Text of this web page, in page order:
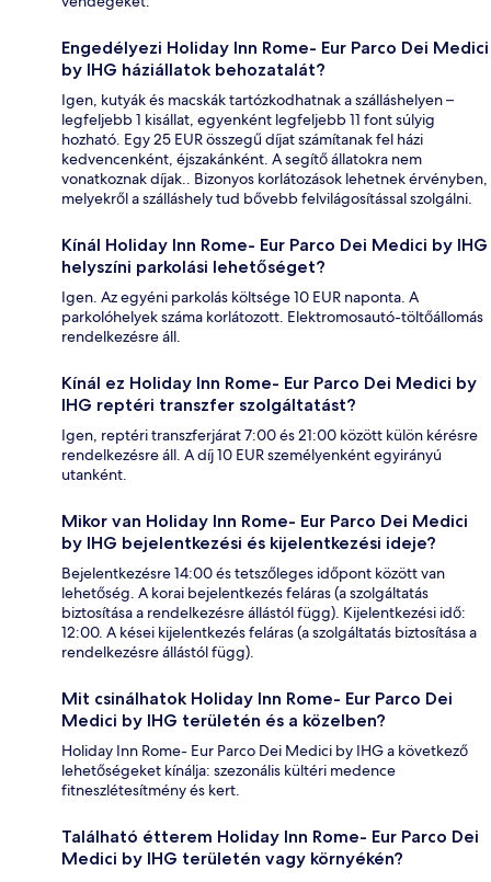
Engedélyezi Holiday Inn Rome- Eur Parco Dei Medici
by IHG háziállatok behozatalát?
Igen, kutyák és macskák tartózkodhatnak a szálláshelyen –
legfeljebb 1 kisállat, egyenként legfeljebb 11 font súlyig
hozható. Egy 25 EUR összegű díjat számítanak fel házi
kedvencenként, éjszakánként. A segítő állatokra nem
vonatkoznak díjak.. Bizonyos korlátozások lehetnek érvényben,
melyekről a szálláshely tud bővebb felvilágosítással szolgálni.
Kínál Holiday Inn Rome- Eur Parco Dei Medici by IHG
helyszíni parkolási lehetőséget?
Igen. Az egyéni parkolás költsége 10 EUR naponta. A
parkolóhelyek száma korlátozott. Elektromosautó-töltőállomás
rendelkezésre áll.
Kínál ez Holiday Inn Rome- Eur Parco Dei Medici by
IHG reptéri transzfer szolgáltatást?
Igen, reptéri transzferjárat 7:00 és 21:00 között külön kérésre
rendelkezésre áll. A díj 10 EUR személyenként egyirányú
utanként.
Mikor van Holiday Inn Rome- Eur Parco Dei Medici
by IHG bejelentkezési és kijelentkezési ideje?
Bejelentkezésre 14:00 és tetszőleges időpont között van
lehetőség. A korai bejelentkezés feláras (a szolgáltatás
biztosítása a rendelkezésre állástól függ). Kijelentkezési idő:
12:00. A kései kijelentkezés feláras (a szolgáltatás biztosítása a
rendelkezésre állástól függ).
Mit csinálhatok Holiday Inn Rome- Eur Parco Dei
Medici by IHG területén és a közelben?
Holiday Inn Rome- Eur Parco Dei Medici by IHG a következő
lehetőségeket kínálja: szezonális kültéri medence
fitneszlétesítmény és kert.
Található étterem Holiday Inn Rome- Eur Parco Dei
Medici by IHG területén vagy környékén?